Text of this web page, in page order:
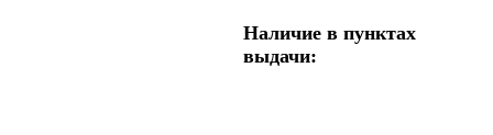
Наличие в пунктах
выдачи: